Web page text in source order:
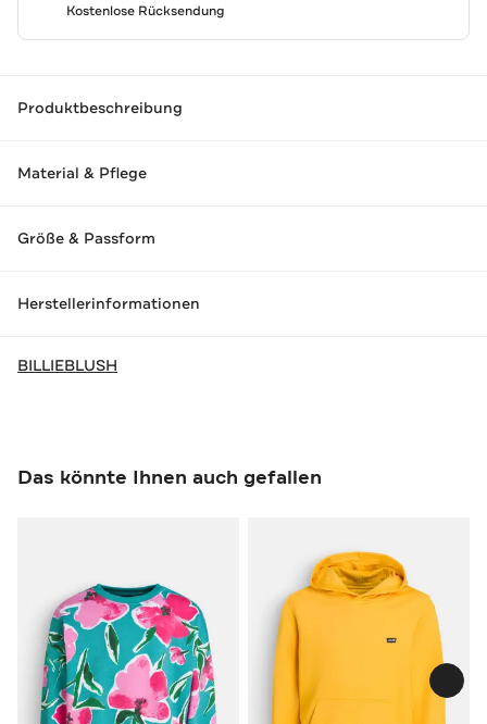
Kostenlose Rücksendung
Produktbeschreibung
Material & Pflege
Größe & Passform
Herstellerinformationen
BILLIEBLUSH
Das könnte Ihnen auch gefallen